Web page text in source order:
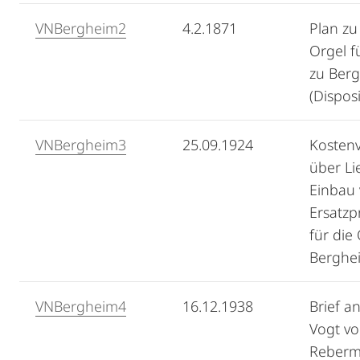
VNBergheim2 4.2.1871
Plan
Orgel
zu
VNBergheim3 25.09.1924
über
Einbau
für die
VNBergheim4 16.12.1938
Brief
Vogt